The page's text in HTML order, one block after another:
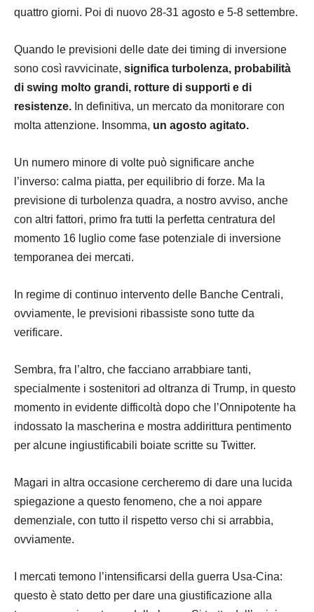
quattro giorni. Poi di nuovo 28-31 agosto e 5-8 settembre.
Quando le previsioni delle date dei timing di inversione
sono così ravvicinate, significa turbolenza, probabilità
di swing molto grandi, rotture di supporti e di
resistenze. In definitiva, un mercato da monitorare con
molta attenzione. Insomma, un agosto agitato.
Un numero minore di volte può significare anche
l’inverso: calma piatta, per equilibrio di forze. Ma la
previsione di turbolenza quadra, a nostro avviso, anche
con altri fattori, primo fra tutti la perfetta centratura del
momento 16 luglio come fase potenziale di inversione
temporanea dei mercati.
In regime di continuo intervento delle Banche Centrali,
ovviamente, le previsioni ribassiste sono tutte da
verificare.
Sembra, fra l’altro, che facciano arrabbiare tanti,
specialmente i sostenitori ad oltranza di Trump, in questo
momento in evidente difficoltà dopo che l’Onnipotente ha
indossato la mascherina e mostra addirittura pentimento
per alcune ingiustificabili boiate scritte su Twitter.
Magari in altra occasione cercheremo di dare una lucida
spiegazione a questo fenomeno, che a noi appare
demenziale, con tutto il rispetto verso chi si arrabbia,
ovviamente.
I mercati temono l’intensificarsi della guerra Usa-Cina:
questo è stato detto per dare una giustificazione alla